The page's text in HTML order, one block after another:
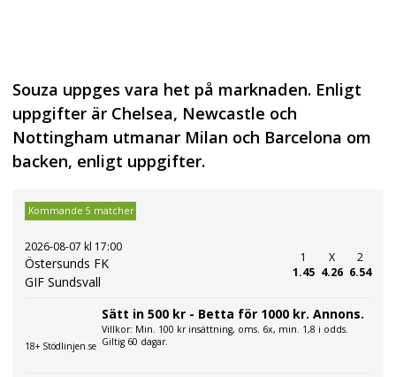
Souza uppges vara het på marknaden. Enligt
uppgifter är Chelsea, Newcastle och
Nottingham utmanar Milan och Barcelona om
backen, enligt uppgifter.
Kommande 5 matcher
2026-08-07 kl 17:00
Östersunds FK
GIF Sundsvall
1
1.45
X
4.26
2
6.54
18+ Stödlinjen.se
Sätt in 500 kr - Betta för 1000 kr. Annons.
Villkor: Min. 100 kr insättning, oms. 6x, min. 1,8 i odds.
Giltig 60 dagar.